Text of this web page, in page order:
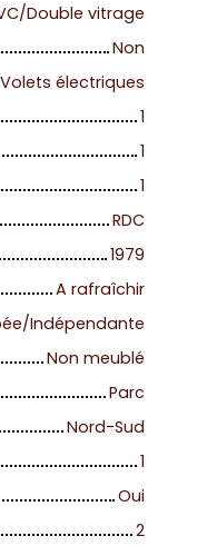
Double vitrage
Non
électriques
1
1
1
RDC
1979
A rafraîchir
Indépendante
Non meublé
Parc
Nord-Sud
1
Oui
2